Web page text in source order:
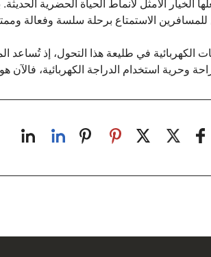
الخيار الأمثل لأنماط الحياة الحضرية
للمسافرين الاستمتاع برحلة سلسة وفعالة
الكهربائية في طليعة هذا التحول، إذ تُساعد
وحرية استخدام الدراجة الكهربائية، فالآن هو